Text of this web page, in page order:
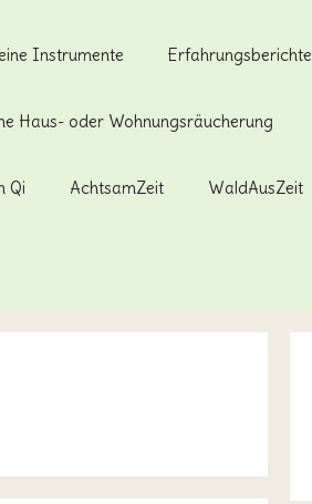
Instrumente Erfahrungsberichte
Haus- oder Wohnungsräucherung
Qi AchtsamZeit WaldAusZeit